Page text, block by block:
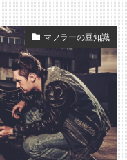
マフラーの豆知識